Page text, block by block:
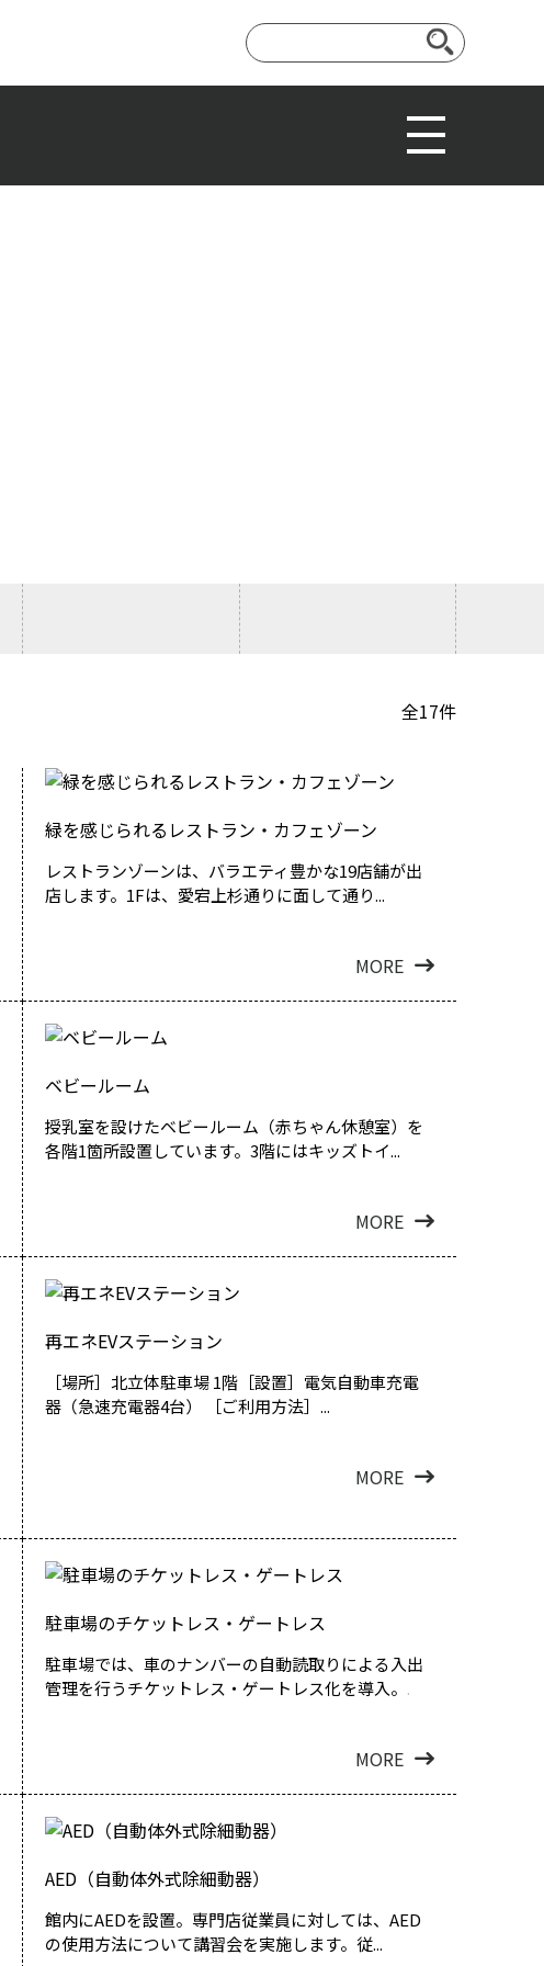
全17件
緑を感じられるレストラン・カフェゾーン
レストランゾーンは、バラエティ豊かな19店舗が出
店します。1Fは、愛宕上杉通りに面して通り...
MORE
ベビールーム
授乳室を設けたベビールーム（赤ちゃん休憩室）を
各階1箇所設置しています。3階にはキッズトイ...
MORE
再エネEVステーション
［場所］北立体駐車場 1階［設置］電気自動車充電
器（急速充電器4台） ［ご利用方法］...
MORE
駐車場のチケットレス・ゲートレス
駐車場では、車のナンバーの自動読取りによる入出
管理を行うチケットレス・ゲートレス化を導入。...
MORE
AED（自動体外式除細動器）
館内にAEDを設置。専門店従業員に対しては、AED
の使用方法について講習会を実施します。従...